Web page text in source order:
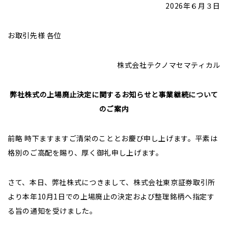
財務ハイライト
電子公告
IRお問合せ
よくあるご質問
2026年６月３日
お取引先様 各位
株式会社テクノマセマティカル
弊社株式の上場廃止決定に関するお知らせと事業継続について
のご案内
前略 時下ますますご清栄のこととお慶び申し上げます。平素は
格別のご高配を賜り、厚く御礼申し上げます。
さて、本日、弊社株式につきまして、株式会社東京証券取引所
より本年10月1日での上場廃止の決定および整理銘柄へ指定す
る旨の通知を受けました。